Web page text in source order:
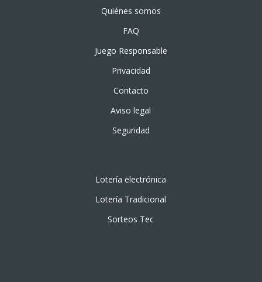
Quiénes somos
FAQ
Juego Responsable
Privacidad
Contacto
Aviso legal
Seguridad
Lotería electrónica
Lotería Tradicional
Sorteos Tec